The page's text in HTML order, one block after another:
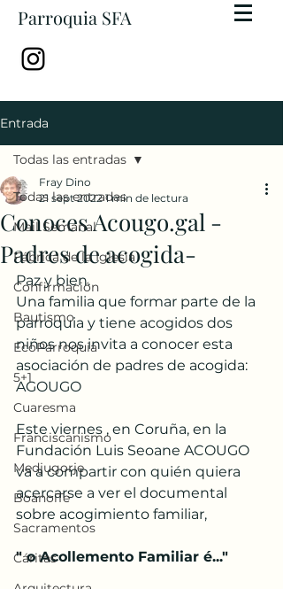
Parroquia SFA
Entrada
Todas las entradas
Mail Semanal
Fábrica de la Iglesia
Confirmación
Bautismo
EcoParroquia
5+1
Cuaresma
Franciscanismo
Medjugorje
BoanoiTe
Sacramentos
Cáritas
Todas las entradas
Conoces Acougo.gal -
Padres de acogida-
Fray Dino
21 sept 2022 1 min de lectura
Paz y bien.
Una familia que formar parte de la
parroquia y tiene acogidos dos
niños nos invita a conocer esta
asociación de padres de acogida:
AGOUGO
Este viernes , en Coruña, en la
Fundación Luis Seoane ACOUGO
va a compartir con quién quiera
acercarse a ver el documental
sobre acogimiento familiar,
" o Acollemento Familiar é..."